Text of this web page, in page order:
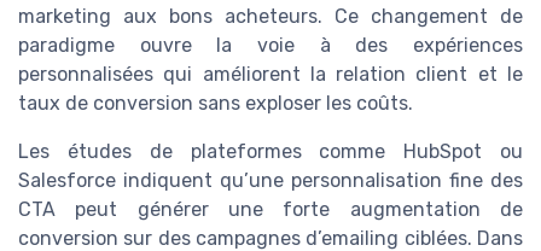
marketing aux bons acheteurs. Ce changement de
paradigme ouvre la voie à des expériences
personnalisées qui améliorent la relation client et le
taux de conversion sans exploser les coûts.
Les études de plateformes comme HubSpot ou
Salesforce indiquent qu’une personnalisation fine des
CTA peut générer une forte augmentation de
conversion sur des campagnes d’emailing ciblées. Dans